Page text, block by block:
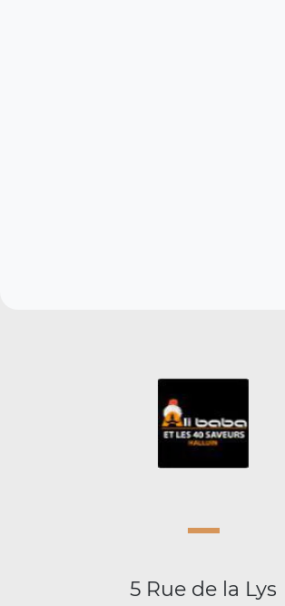
5 Rue de la Lys